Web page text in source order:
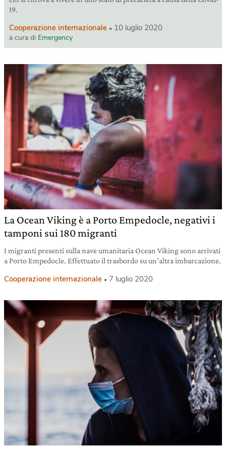
19.
Cooperazione internazionale 10 luglio 2020
a cura di Emergency
La Ocean Viking è a Porto Empedocle, negativi i
tamponi sui 180 migranti
I migranti presenti sulla nave umanitaria Ocean Viking sono arrivati
a Porto Empedocle. Effettuato il trasbordo su un’altra imbarcazione.
Cooperazione internazionale 7 luglio 2020